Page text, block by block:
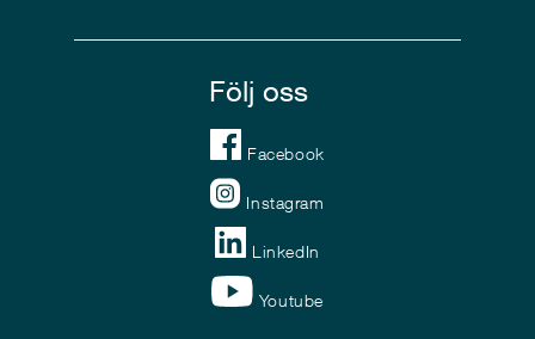
Följ oss
Facebook
Instagram
LinkedIn
Youtube